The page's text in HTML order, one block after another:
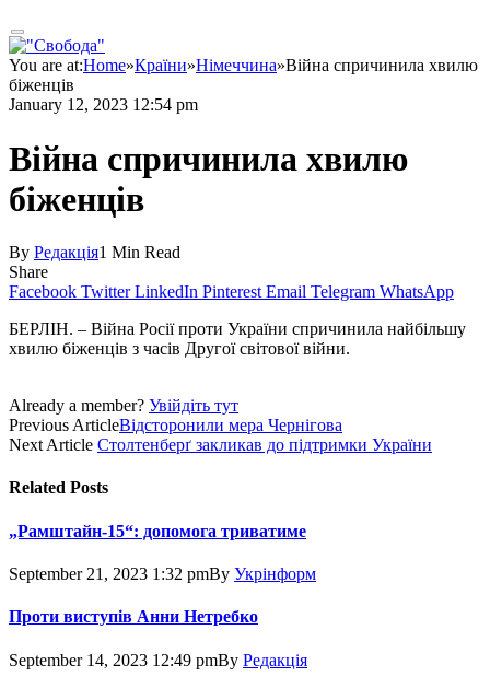
You are at:Home»Країни»Німеччина»Війна спричинила хвилю
біженців
January 12, 2023 12:54 pm
Війна спричинила хвилю
біженців
By Редакція1 Min Read
Share
Facebook Twitter LinkedIn Pinterest Email Telegram WhatsApp
БЕРЛІН. – Війна Росії проти України спричинила найбільшу
хвилю біженців з часів Другої світової війни.
Already a member? Увійдіть тут
Previous ArticleВідсторонили мера Чернігова
Next Article Столтенберґ закликав до підтримки України
Related Posts
„Рамштайн-15“: допомога триватиме
September 21, 2023 1:32 pmBy Укрінформ
Проти виступів Анни Нетребко
September 14, 2023 12:49 pmBy Редакція